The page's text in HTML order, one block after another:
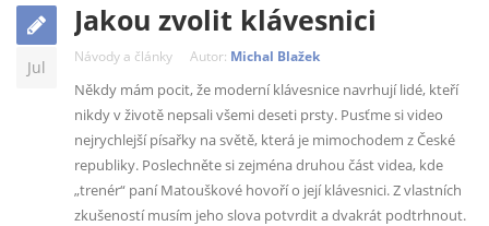
Jul
Jakou zvolit klávesnici
Návody a články Autor: Michal Blažek
Někdy mám pocit, že moderní klávesnice navrhují lidé, kteří
nikdy v životě nepsali všemi deseti prsty. Pusťme si video
nejrychlejší písařky na světě, která je mimochodem z České
republiky. Poslechněte si zejména druhou část videa, kde
„trenér“ paní Matouškové hovoří o její klávesnici. Z vlastních
zkušeností musím jeho slova potvrdit a dvakrát podtrhnout.